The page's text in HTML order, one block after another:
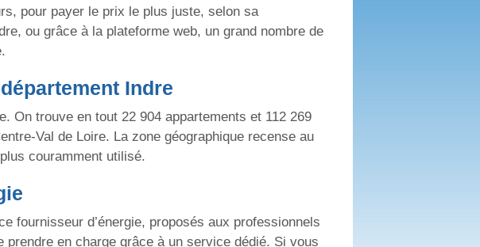
pour payer le prix le plus juste, selon sa
ou grâce à la plateforme web, un grand nombre de
Indre
On trouve en tout 22 904 appartements et 112 269
Val de Loire. La zone géographique recense au
couramment utilisé.
fournisseur d’énergie, proposés aux professionnels
en charge grâce à un service dédié. Si vous